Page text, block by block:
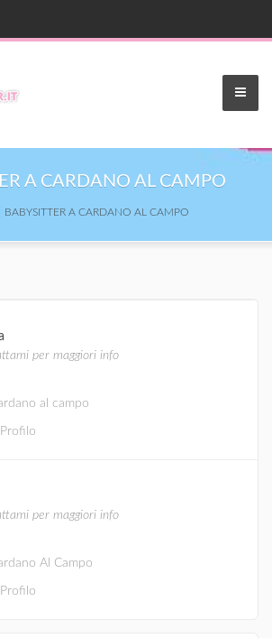
A CARDANO AL CAMPO
BABYSITTER A CARDANO AL CAMPO
per maggiori info
al campo
per maggiori info
Al Campo